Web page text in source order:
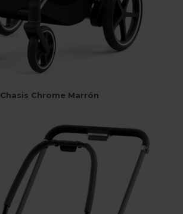
Chasis Chrome Marrón